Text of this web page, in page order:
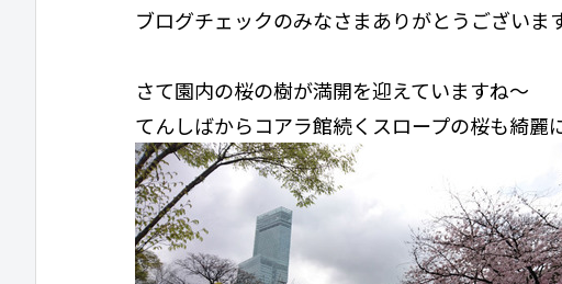
ブログチェックのみなさまありがとうございま
さて園内の桜の樹が満開を迎えていますね〜
てんしばからコアラ館続くスロープの桜も綺麗